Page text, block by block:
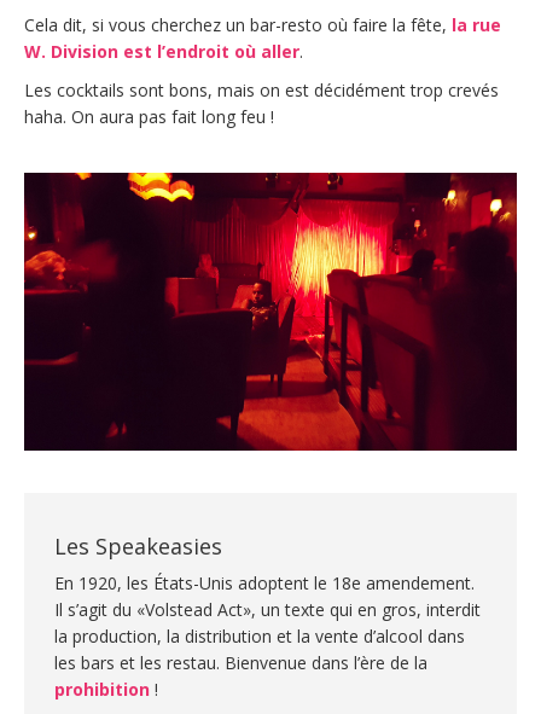
Cela dit, si vous cherchez un bar-resto où faire la fête, la rue
W. Division est l’endroit où aller.
Les cocktails sont bons, mais on est décidément trop crevés
haha. On aura pas fait long feu !
Les Speakeasies
En 1920, les États-Unis adoptent le 18e amendement.
Il s’agit du «Volstead Act», un texte qui en gros, interdit
la production, la distribution et la vente d’alcool dans
les bars et les restau. Bienvenue dans l’ère de la
prohibition !